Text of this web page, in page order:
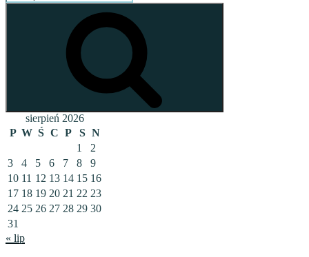
sierpień 2026
P W Ś C P S N
1
2
3
4 5 6 7 8
9
10 11 12 13 14 15 16
17 18 19 20 21 22 23
24 25 26 27 28 29 30
31
« lip